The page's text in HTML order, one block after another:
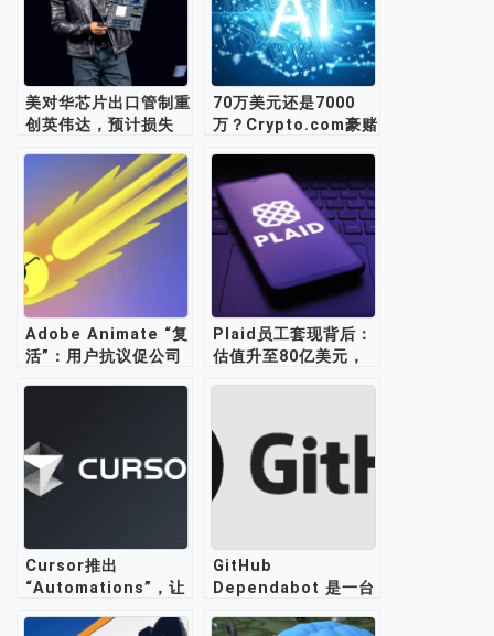
美对华芯片出口管制重
创英伟达，预计损失
70万美元还是7000
万？Crypto.com豪赌
Adobe Animate “复
活”：用户抗议促公司
Plaid员工套现背后：
估值升至80亿美元，
Cursor推出
“Automations”，让
GitHub
Dependabot 是一台